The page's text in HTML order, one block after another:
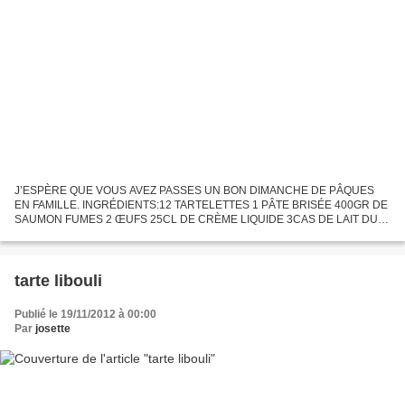
J’ESPÈRE QUE VOUS AVEZ PASSES UN BON DIMANCHE DE PÂQUES
EN FAMILLE. INGRÉDIENTS:12 TARTELETTES 1 PÂTE BRISÉE 400GR DE
SAUMON FUMES 2 ŒUFS 25CL DE CRÈME LIQUIDE 3CAS DE LAIT DU
200°c. découper...
tarte libouli
Publié le 19/11/2012 à 00:00
Par josette